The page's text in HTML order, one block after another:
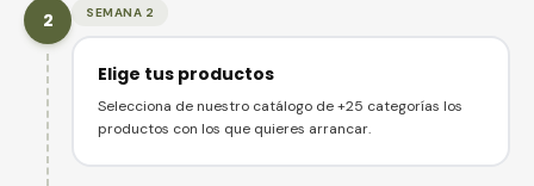
2 SEMANA 2
Elige tus productos
Selecciona de nuestro catálogo de +25 categorías los
productos con los que quieres arrancar.